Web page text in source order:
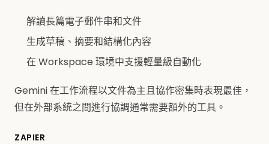
解讀長篇電子郵件串和文件
生成草稿、摘要和結構化內容
在 Workspace 環境中支援輕量級自動化
Gemini 在工作流程以文件為主且協作密集時表現最佳，
但在外部系統之間進行協調通常需要額外的工具。
ZAPIER